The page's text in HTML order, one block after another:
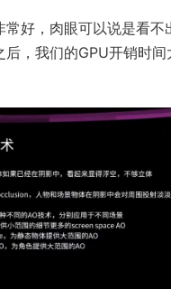
常好，肉眼可以说是看不
后，我们的GPU开销时间